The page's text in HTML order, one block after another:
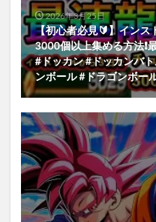
2026年3月25日
【初心者必見🔰】インス
3000個以上集める方法❗️
#ドッカン #ドッカンバ
ンボール #ドラゴンボー